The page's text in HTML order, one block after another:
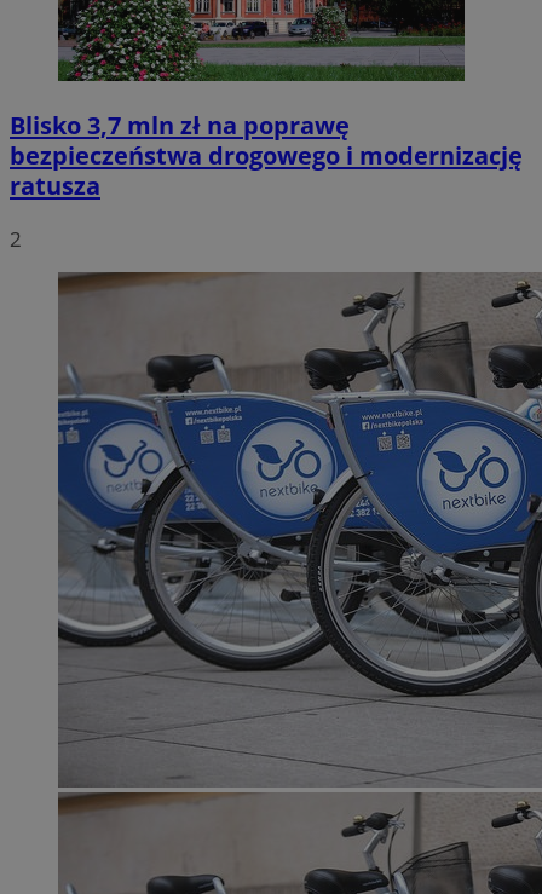
Blisko 3,7 mln zł na poprawę
bezpieczeństwa drogowego i modernizację
ratusza
2